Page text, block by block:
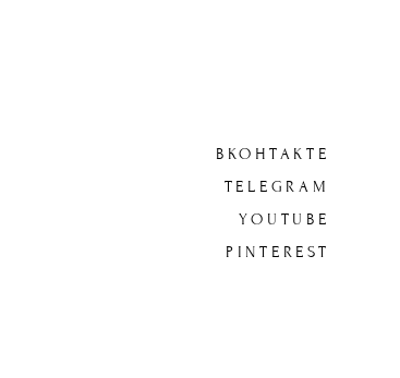
ВКОНТАКТЕ
TELEGRAM
YOUTUBE
PINTEREST